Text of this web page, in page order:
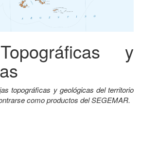
y
topográficas y geológicas del territorio
como productos del SEGEMAR.